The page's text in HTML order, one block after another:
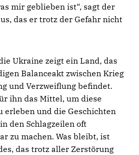
mir geblieben ist“, sagt der
das er trotz der Gefahr nicht
Ukraine zeigt ein Land, das
Balanceakt zwischen Krieg
und Verzweiflung befindet.
ihn das Mittel, um diese
erleben und die Geschichten
den Schlagzeilen oft
zu machen. Was bleibt, ist
das trotz aller Zerstörung